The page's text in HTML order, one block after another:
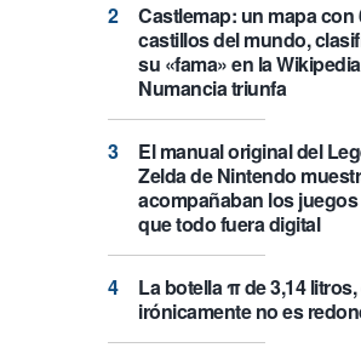
Castlemap: un mapa con
castillos del mundo,
su «fama» en la
Numancia triunfa
El manual original del
Zelda de Nintendo
acompañaban los
que todo fuera digital
La botella π de 3,14
irónicamente no es